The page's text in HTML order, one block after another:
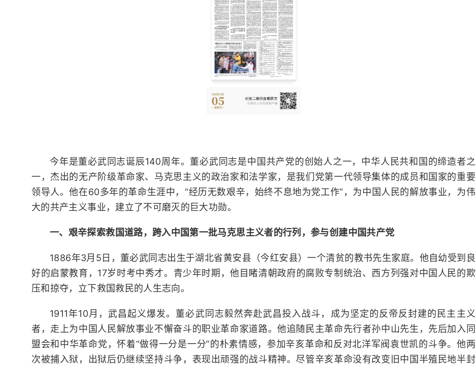
今年是董必武同志诞辰140周年。董必武同志是中国共产党的创始人之一，中华人民共和国的缔造者之
一，杰出的无产阶级革命家、马克思主义的政治家和法学家，是我们党第一代领导集体的成员和国家的重要
领导人。他在60多年的革命生涯中，“经历无数艰辛，始终不息地为党工作”，为中国人民的解放事业，为伟
大的共产主义事业，建立了不可磨灭的巨大功勋。
一、艰辛探索救国道路，跨入中国第一批马克思主义者的行列，参与创建中国共产党
1886年3月5日，董必武同志出生于湖北省黄安县（今红安县）一个清贫的教书先生家庭。他自幼受到良
好的启蒙教育，17岁时考中秀才。青少年时期，他目睹清朝政府的腐败专制统治、西方列强对中国人民的欺
压和掠夺，立下救国救民的人生志向。
1911年10月，武昌起义爆发。董必武同志毅然奔赴武昌投入战斗，成为坚定的反帝反封建的民主主义
者，走上为中国人民解放事业不懈奋斗的职业革命家道路。他追随民主革命先行者孙中山先生，先后加入同
盟会和中华革命党，怀着“做得一分是一分”的朴素情感，参加辛亥革命和反对北洋军阀袁世凯的斗争。他两
次被捕入狱，出狱后仍继续坚持斗争，表现出顽强的战斗精神。尽管辛亥革命没有改变旧中国半殖民地半封